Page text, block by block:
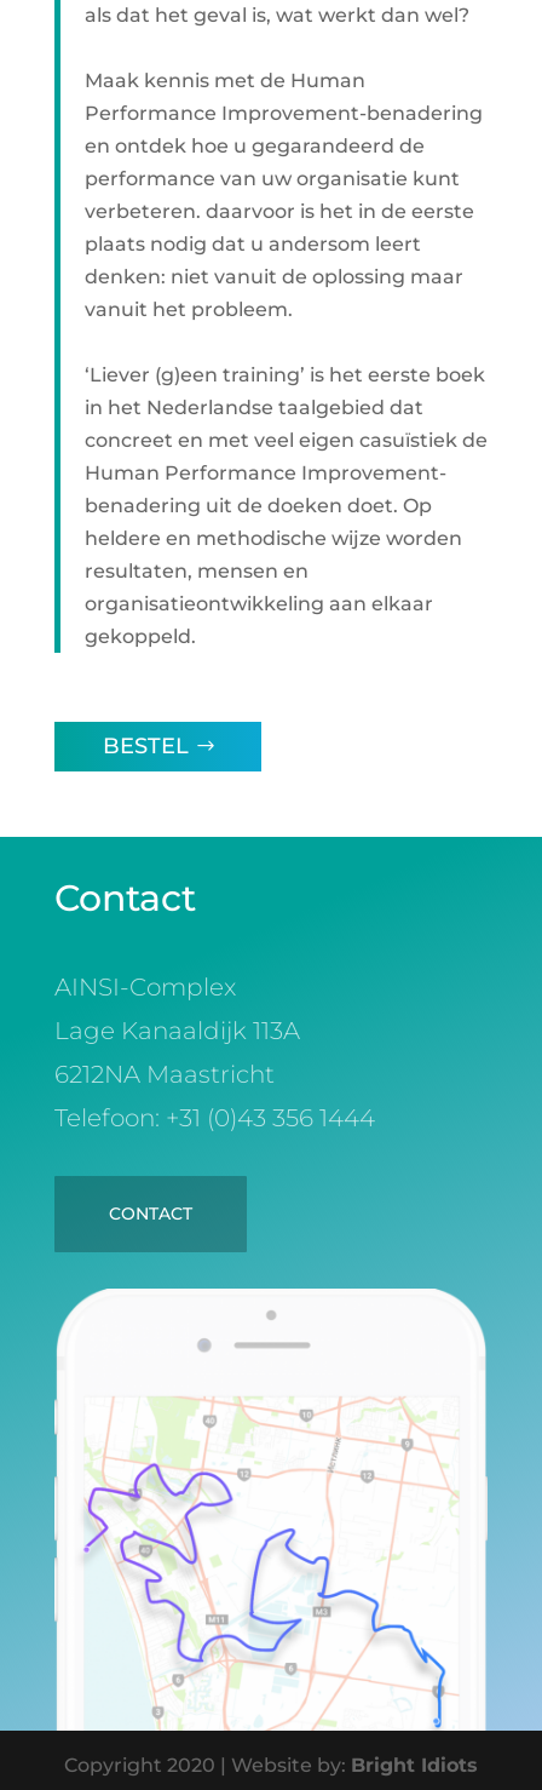
als dat het geval is, wat werkt dan wel?
Maak kennis met de Human
Performance Improvement-benadering
en ontdek hoe u gegarandeerd de
performance van uw organisatie kunt
verbeteren. daarvoor is het in de eerste
plaats nodig dat u andersom leert
denken: niet vanuit de oplossing maar
vanuit het probleem.
‘Liever (g)een training’ is het eerste boek
in het Nederlandse taalgebied dat
concreet en met veel eigen casuïstiek de
Human Performance Improvement-
benadering uit de doeken doet. Op
heldere en methodische wijze worden
resultaten, mensen en
organisatieontwikkeling aan elkaar
gekoppeld.
BESTEL
Contact
AINSI-Complex
Lage Kanaaldijk 113A
6212NA Maastricht
Telefoon: +31 (0)43 356 1444
CONTACT
Copyright 2020 | Website by: Bright Idiots